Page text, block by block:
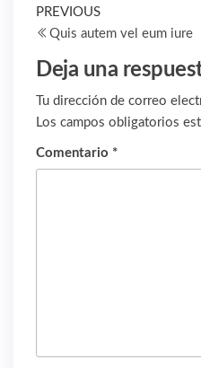
Navegación
de
entradas
Previous
Post
PREVIOUS
Quis autem vel eum iure
Deja una
Tu dirección de correo
Los campos obligatorios
Comentario *